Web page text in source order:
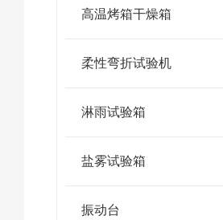
高温烤箱干燥箱
柔性弯折试验机
淋雨试验箱
盐雾试验箱
振动台